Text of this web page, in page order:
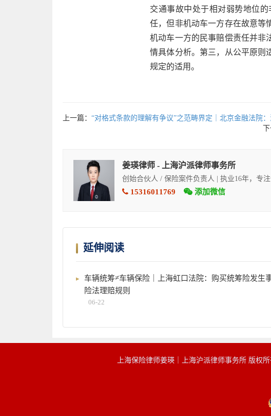
交通事故中处于相对弱势地位
任，但非机动车一方存在故意等
机动车一方的民事赔偿责任并非
情具体分析。第三，从公平原则
规定的适用。
上一篇： “对格式条款的理解有争议”之范畴界定｜北京金融法院
姜瑛律师 - 上海沪派律师事务所
创始合伙人 / 保险案件负责人 | 执业16年，专
15316011769 添加微信
延伸阅读
车辆统筹≠车辆保险｜上海虹口法院：购买统筹险发生
险法理赔规则
06-22
上海保险律师姜瑛｜上海沪派律师事务所 版权